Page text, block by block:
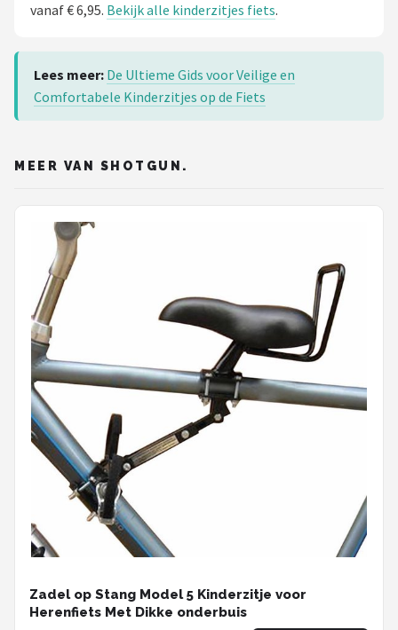
vanaf € 6,95. Bekijk alle kinderzitjes fiets.
Lees meer: De Ultieme Gids voor Veilige en
Comfortabele Kinderzitjes op de Fiets
MEER VAN SHOTGUN.
Zadel op Stang Model 5 Kinderzitje voor
Herenfiets Met Dikke onderbuis